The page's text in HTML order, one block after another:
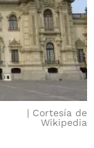
Cortesía de
Wikipedia